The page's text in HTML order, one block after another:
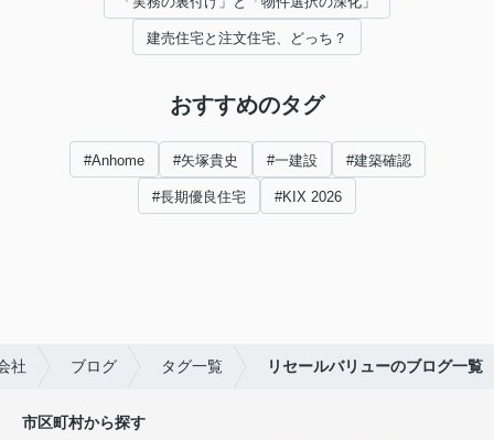
建売住宅と注文住宅、どっち？
おすすめのタグ
#Anhome #矢塚貴史 #一建設 #建築確認
#長期優良住宅 #KIX 2026
社 ブログ タグ一覧 リセールバリューのブログ一覧
市区町村から探す